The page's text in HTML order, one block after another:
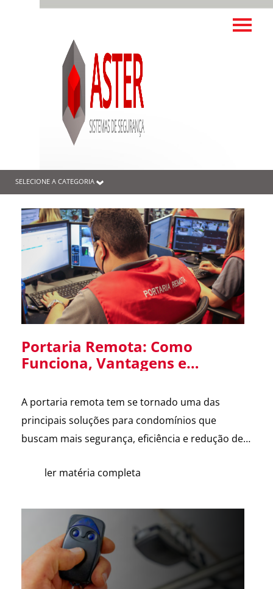
SELECIONE A CATEGORIA
Portaria Remota: Como
Funciona, Vantagens e
Condomínios
A portaria remota tem se tornado uma das
principais soluções para condomínios que
buscam mais segurança, eficiência e redução de
dificuldade na contratação de mão de obra, cada
avaliando essa alternativa. Para esclarecer as
principais dúvidas, reunimos cortes do nosso
Diretor […]
ler matéria completa